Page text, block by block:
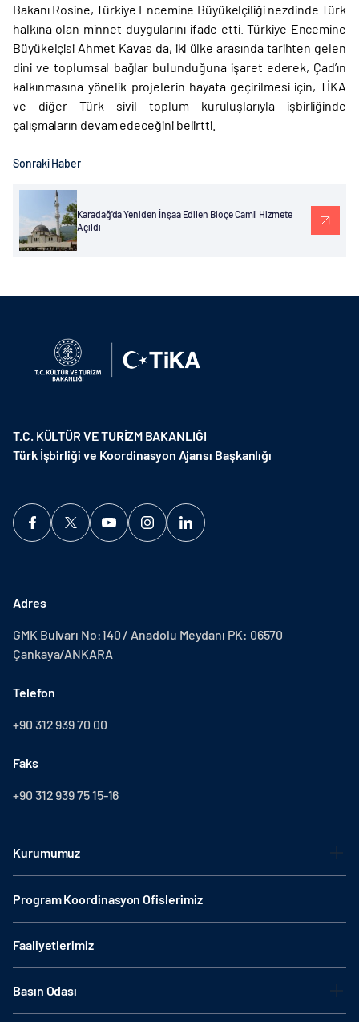
Bakanı Rosine, Türkiye Encemine Büyükelçiliği nezdinde Türk
halkına olan minnet duygularını ifade etti. Türkiye Encemine
Büyükelçisi Ahmet Kavas da, iki ülke arasında tarihten gelen
dini ve toplumsal bağlar bulunduğuna işaret ederek, Çad’ın
kalkınmasına yönelik projelerin hayata geçirilmesi için, TİKA
ve diğer Türk sivil toplum kuruluşlarıyla işbirliğinde
çalışmaların devam edeceğini belirtti.
Sonraki Haber
Karadağ'da Yeniden İnşaa Edilen Bioçe Camii Hizmete
Açıldı
T.C. KÜLTÜR VE TURİZM BAKANLIĞI
Türk İşbirliği ve Koordinasyon Ajansı Başkanlığı
Adres
GMK Bulvarı No:140 / Anadolu Meydanı PK: 06570
Çankaya/ANKARA
Telefon
+90 312 939 70 00
Faks
+90 312 939 75 15-16
Kurumumuz
Program Koordinasyon Ofislerimiz
Faaliyetlerimiz
Basın Odası